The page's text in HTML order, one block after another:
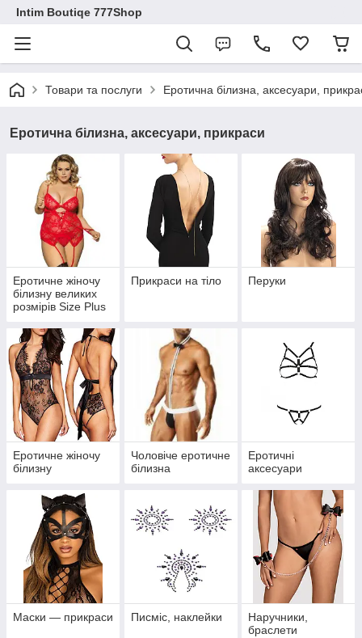
Intim Boutiqe 777Shop
Товари та послуги Еротична білизна, аксесуари,
Еротична білизна, аксесуари, прикраси
Еротичне жіночу
білизну великих
розмірів Size Plus
Прикраси на тіло Перуки
Еротичне жіночу
білизну
Чоловіче еротичне
білизна
Еротичні
аксесуари
Маски — прикраси Писміс, наклейки
Наручники,
браслети